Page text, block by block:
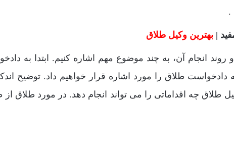
.
| بهترین وکیل طلاق
انجام آن، به چند موضوع مهم اشاره کنیم. ابتدا به
دادخواست طلاق را مورد اشاره قرار خواهیم داد. توضیح
طلاق چه اقداماتی را می تواند انجام دهد. در مورد طلاق